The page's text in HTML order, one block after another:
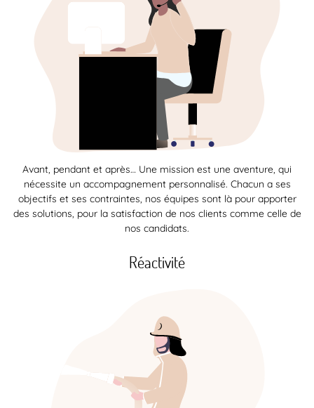
Avant, pendant et après… Une mission est une aventure, qui
nécessite un accompagnement personnalisé. Chacun a ses
objectifs et ses contraintes, nos équipes sont là pour apporter
des solutions, pour la satisfaction de nos clients comme celle de
nos candidats.
Réactivité